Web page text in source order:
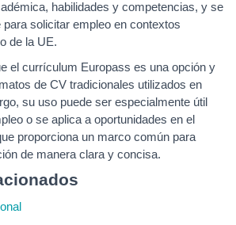
habilidades y competencias, y se
para solicitar empleo en contextos
de la UE.
el currículum Europass es una opción y
de CV tradicionales utilizados en
su uso puede ser especialmente útil
o se aplica a oportunidades en el
proporciona un marco común para
de manera clara y concisa.